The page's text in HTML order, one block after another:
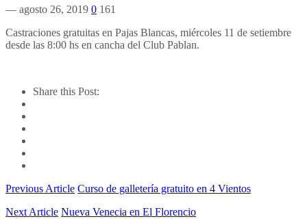
— agosto 26, 2019 0 161
Castraciones gratuitas en Pajas Blancas, miércoles 11 de setiembre
desde las 8:00 hs en cancha del Club Pablan.
Share this Post:
Previous Article Curso de galletería gratuito en 4 Vientos
Next Article Nueva Venecia en El Florencio